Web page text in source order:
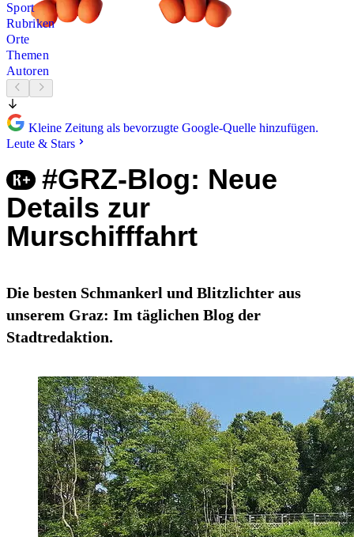
Sport
Rubriken
Orte
Themen
Autoren
Kleine Zeitung als bevorzugte Google-Quelle hinzufügen.
Leute & Stars
#GRZ-Blog: Neue
Details zur
Murschifffahrt
Die besten Schmankerl und Blitzlichter aus
unserem Graz: Im täglichen Blog der
Stadtredaktion.